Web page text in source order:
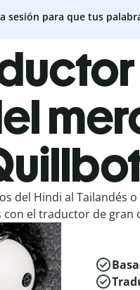
sesión para que tus
del Hindi al Tailandés
con el traductor de gran